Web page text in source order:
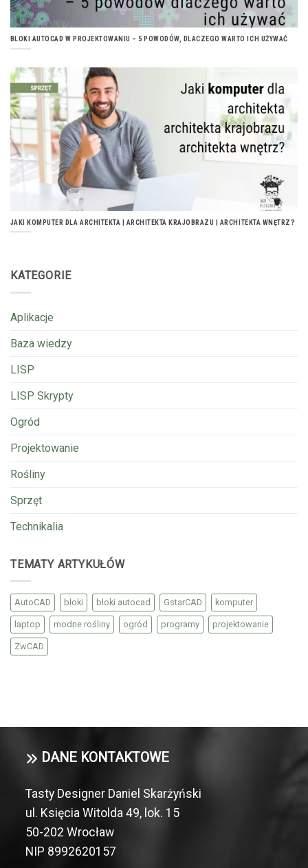
BLOKI AUTOCAD W PROJEKTOWANIU – 5 POWODÓW, DLACZEGO WARTO ICH UŻYWAĆ
JAKI KOMPUTER DLA ARCHITEKTA | ARCHITEKTA KRAJOBRAZU | ARCHITEKTA WNĘTRZ?
KATEGORIE
Aplikacje
Baza wiedzy
LISP
LISP Skrypty
Ogród
Projektowanie
Rośliny
Sprzęt
Technikalia
TEMATY ARTYKUŁÓW
AutoCAD bloki bloki autocad GstarCAD komputer
laptop modne rośliny ogród programy projektowanie
ZwCAD
DANE KONTAKTOWE
Tasty Designer Daniel Skarżyński
ul. Księcia Witolda 49, lok. 15
50-­202 Wrocław
NIP 8992620157